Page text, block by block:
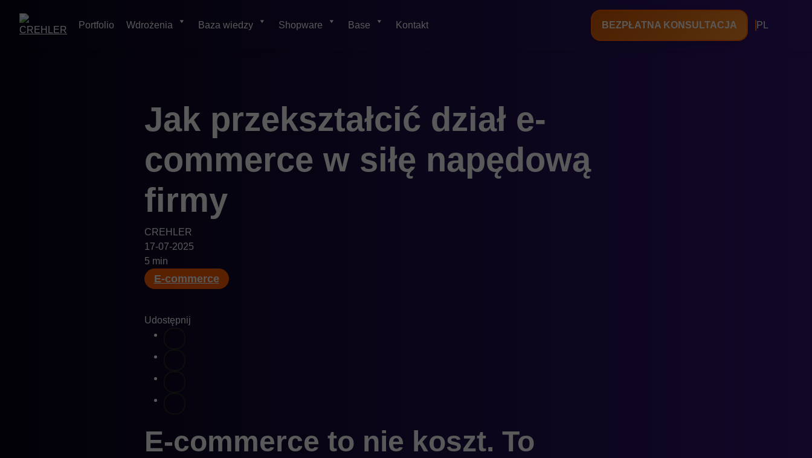
PL
Portfolio Wdrożenia Baza wiedzy Shopware Base Kontakt BEZPŁATNA KONSULTACJA
Jak przekształcić dział e-
commerce w siłę napędową
firmy
CREHLER
17-07-2025
5 min
E-commerce
Udostępnij
E-commerce to nie koszt. To